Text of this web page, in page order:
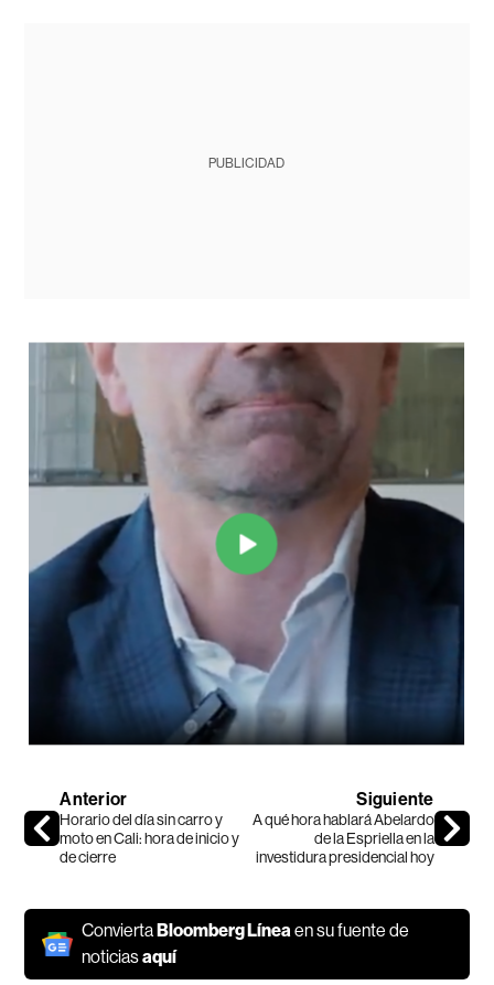
PUBLICIDAD
Anterior
Horario del día sin carro y
moto en Cali: hora de inicio y
de cierre
Siguiente
A qué hora hablará Abelardo
de la Espriella en la
investidura presidencial hoy
ConviertaBloomberg Líneaen su fuente de
noticiasaquí